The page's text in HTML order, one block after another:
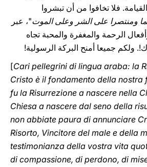
فلا تخافوا من أن تبشروا
ومنتصرا على الشر وعلى الموت"، عبر
الرحمة والمغفرة والمحبة تجاه
ولكم جميعا أمنح البركة الرسولية!
[Cari pellegrini di lingua araba: la
Cristo è il fondamento della nostra
fu la Risurrezione a nascere nella
Chiesa a nascere dal seno della
non abbiate paura di annunciare
Risorto, Vincitore del male e della
testimonianza della vostra vita
di compassione, di perdono, di